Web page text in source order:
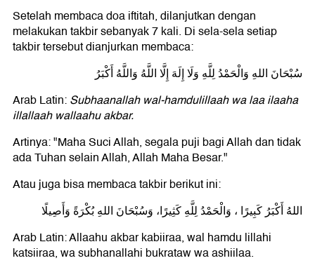
Setelah membaca doa iftitah, dilanjutkan dengan
melakukan takbir sebanyak 7 kali. Di sela-sela setiap
takbir tersebut dianjurkan membaca:
سُبْحَانَ اللهِ وَالْحَمْدُ لِلَّهِ وَلَا إِلَهَ إِلَّا اللَّهُ وَاللَّهُ أَكْبَرُ
Arab Latin:Subhaanallah wal-hamdulillaah wa laa ilaaha
illallaah wallaahu akbar.
Artinya: "Maha Suci Allah, segala puji bagi Allah dan tidak
ada Tuhan selain Allah, Allah Maha Besar."
Atau juga bisa membaca takbir berikut ini:
اللهُ أَكْبَرُ كَبِيرًا ، وَالْحَمْدُ لِلَّهِ كَثِيرًا، وَسُبْحَانَ اللهِ بُكْرَةً وَأَصِيلًا
Arab Latin: Allaahu akbar kabiiraa, wal hamdu lillahi
katsiiraa, wa subhanallahi bukrataw wa ashiilaa.